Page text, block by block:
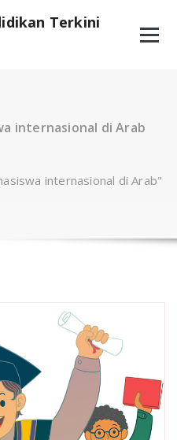
internasional di Arab
internasional di Arab"